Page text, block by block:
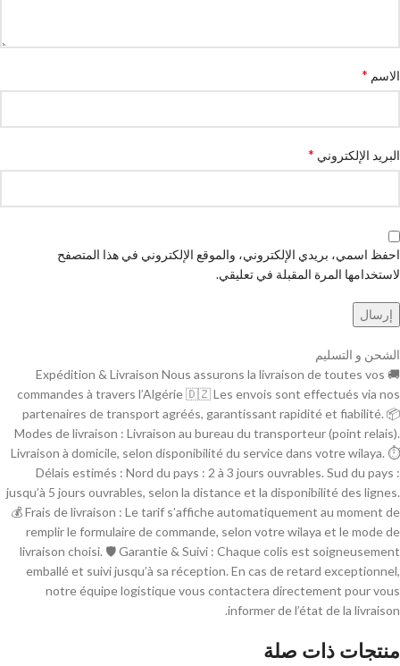
الاسم *
البريد الإلكتروني *
احفظ اسمي، بريدي الإلكتروني، والموقع الإلكتروني في هذا المتصفح
لاستخدامها المرة المقبلة في تعليقي.
الشحن و التسليم
🚚 Expédition & Livraison Nous assurons la livraison de toutes vos
commandes à travers l’Algérie 🇩🇿 Les envois sont effectués via nos
partenaires de transport agréés, garantissant rapidité et fiabilité. 📦
Modes de livraison : Livraison au bureau du transporteur (point relais).
Livraison à domicile, selon disponibilité du service dans votre wilaya. ⏱
Délais estimés : Nord du pays : 2 à 3 jours ouvrables. Sud du pays :
jusqu’à 5 jours ouvrables, selon la distance et la disponibilité des lignes.
💰 Frais de livraison : Le tarif s’affiche automatiquement au moment de
remplir le formulaire de commande, selon votre wilaya et le mode de
livraison choisi. 🛡 Garantie & Suivi : Chaque colis est soigneusement
emballé et suivi jusqu’à sa réception. En cas de retard exceptionnel,
notre équipe logistique vous contactera directement pour vous
informer de l’état de la livraison.
منتجات ذات صلة